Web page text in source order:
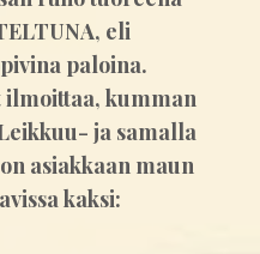
eli
paloina.
ilmoittaa, kumman
ja samalla
asiakkaan maun
kaksi: